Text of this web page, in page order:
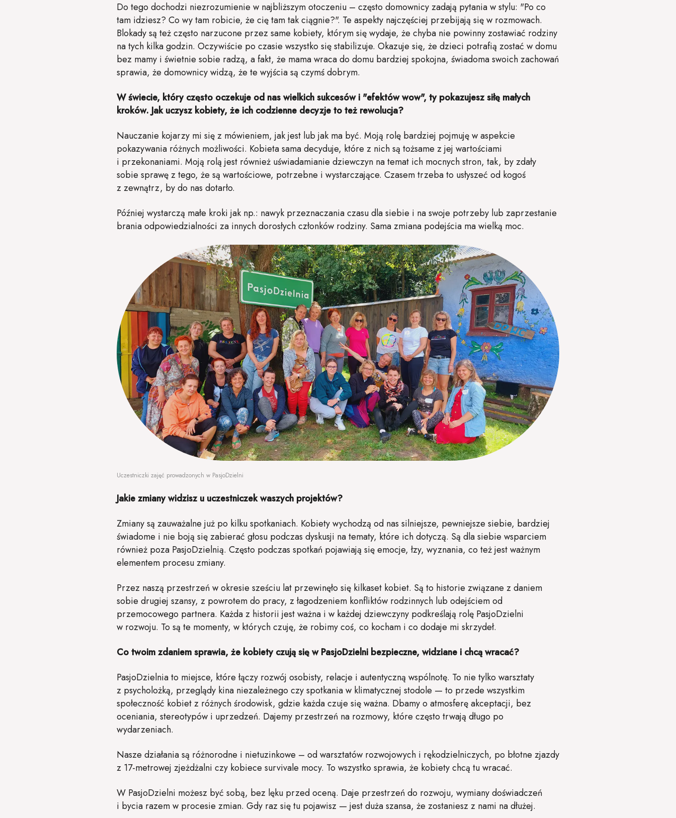
Do tego dochodzi niezrozumienie w najbliższym otoczeniu – często domownicy zadają pytania w stylu: "Po co
tam idziesz? Co wy tam robicie, że cię tam tak ciągnie?". Te aspekty najczęściej przebijają się w rozmowach.
Blokady są też często narzucone przez same kobiety, którym się wydaje, że chyba nie powinny zostawiać rodziny
na tych kilka godzin. Oczywiście po czasie wszystko się stabilizuje. Okazuje się, że dzieci potrafią zostać w domu
bez mamy i świetnie sobie radzą, a fakt, że mama wraca do domu bardziej spokojna, świadoma swoich zachowań
sprawia, że domownicy widzą, że te wyjścia są czymś dobrym.
W świecie, który często oczekuje od nas wielkich sukcesów i "efektów wow", ty pokazujesz siłę małych
kroków. Jak uczysz kobiety, że ich codzienne decyzje to też rewolucja?
Nauczanie kojarzy mi się z mówieniem, jak jest lub jak ma być. Moją rolę bardziej pojmuję w aspekcie
pokazywania różnych możliwości. Kobieta sama decyduje, które z nich są tożsame z jej wartościami
i przekonaniami. Moją rolą jest również uświadamianie dziewczyn na temat ich mocnych stron, tak, by zdały
sobie sprawę z tego, że są wartościowe, potrzebne i wystarczające. Czasem trzeba to usłyszeć od kogoś
z zewnątrz, by do nas dotarło.
Później wystarczą małe kroki jak np.: nawyk przeznaczania czasu dla siebie i na swoje potrzeby lub zaprzestanie
brania odpowiedzialności za innych dorosłych członków rodziny. Sama zmiana podejścia ma wielką moc.
Uczestniczki zajęć prowadzonych w PasjoDzielni
Jakie zmiany widzisz u uczestniczek waszych projektów?
Zmiany są zauważalne już po kilku spotkaniach. Kobiety wychodzą od nas silniejsze, pewniejsze siebie, bardziej
świadome i nie boją się zabierać głosu podczas dyskusji na tematy, które ich dotyczą. Są dla siebie wsparciem
również poza PasjoDzielnią. Często podczas spotkań pojawiają się emocje, łzy, wyznania, co też jest ważnym
elementem procesu zmiany.
Przez naszą przestrzeń w okresie sześciu lat przewinęło się kilkaset kobiet. Są to historie związane z daniem
sobie drugiej szansy, z powrotem do pracy, z łagodzeniem konfliktów rodzinnych lub odejściem od
przemocowego partnera. Każda z historii jest ważna i w każdej dziewczyny podkreślają rolę PasjoDzielni
w rozwoju. To są te momenty, w których czuję, że robimy coś, co kocham i co dodaje mi skrzydeł.
Co twoim zdaniem sprawia, że kobiety czują się w PasjoDzielni bezpieczne, widziane i chcą wracać?
PasjoDzielnia to miejsce, które łączy rozwój osobisty, relacje i autentyczną wspólnotę. To nie tylko warsztaty
z psycholożką, przeglądy kina niezależnego czy spotkania w klimatycznej stodole — to przede wszystkim
społeczność kobiet z różnych środowisk, gdzie każda czuje się ważna. Dbamy o atmosferę akceptacji, bez
oceniania, stereotypów i uprzedzeń. Dajemy przestrzeń na rozmowy, które często trwają długo po
wydarzeniach.
Nasze działania są różnorodne i nietuzinkowe – od warsztatów rozwojowych i rękodzielniczych, po błotne zjazdy
z 17-metrowej zjeżdżalni czy kobiece survivale mocy. To wszystko sprawia, że kobiety chcą tu wracać.
W PasjoDzielni możesz być sobą, bez lęku przed oceną. Daje przestrzeń do rozwoju, wymiany doświadczeń
i bycia razem w procesie zmian. Gdy raz się tu pojawisz — jest duża szansa, że zostaniesz z nami na dłużej.